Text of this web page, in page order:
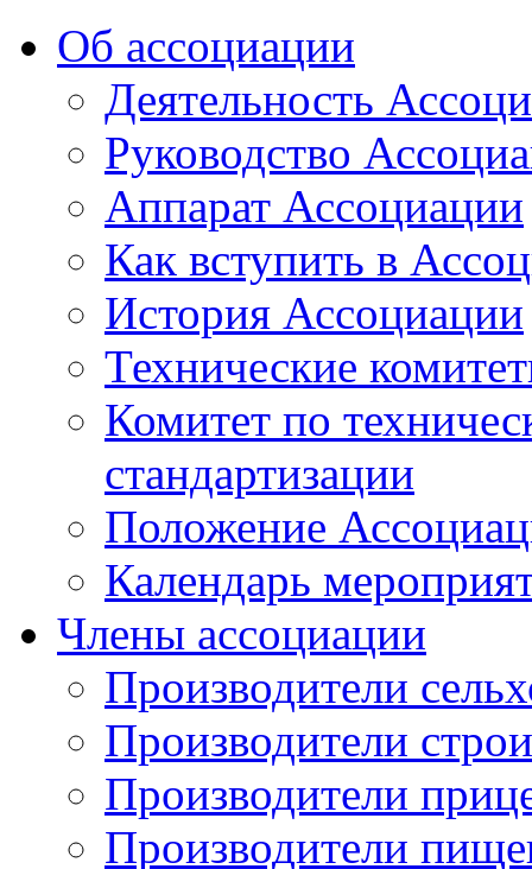
Об ассоциации
Деятельность
Руководство
Аппарат Ассоциации
Как вступить в
История Ассоциации
Технические
Комитет по
стандартизации
Положение
Календарь
Члены ассоциации
Производители
Производители
Производители
Производители